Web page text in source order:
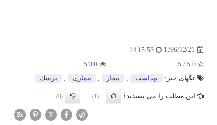
1396/12/21
14:15:53
تگهای خبر:
بهداشت , بیمار , بیماری , پزشك
این مطلب را می پسندید؟ (1)
(0)
X